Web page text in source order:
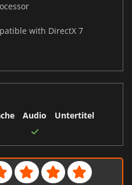
with DirectX 7
Audio
Untertitel